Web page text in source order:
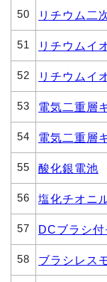
50 リチウム二
51 リチウムイ
52 リチウムイ
53 電気二重層
54 電気二重層
55 酸化銀電池
56 塩化チオニ
57 DCブラシ付
58 ブラシレス